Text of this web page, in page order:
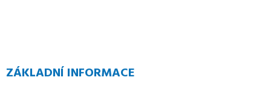
ZÁKLADNÍ INFORMACE